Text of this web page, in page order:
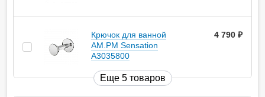
Крючок для ванной
AM.PM Sensation
A3035800
4 790
Еще 5 товаров